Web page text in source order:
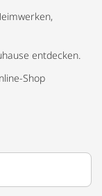
entdecken.
Shop